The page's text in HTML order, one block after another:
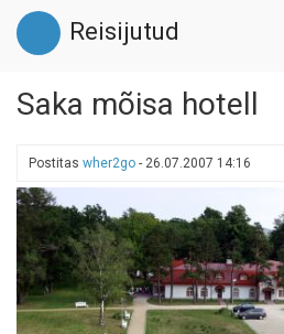
Liigu
edasi
põhisisu
Reisijutud
Saka mõisa hotell
Postitas wher2go - 26.07.2007 14:16